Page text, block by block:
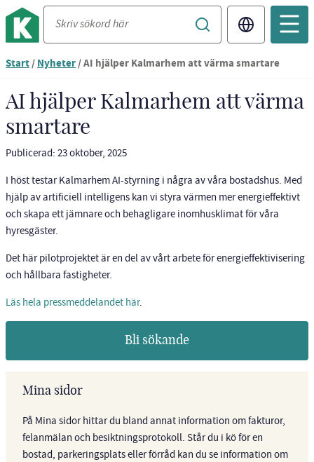
Translate
Du
vid
innehållet
Start/Nyheter/AI hjälper Kalmarhem att värma smartare
AI hjälper Kalmarhem att värma
smartare
Publicerad: 23 oktober, 2025
I höst testar Kalmarhem AI-styrning i några av våra bostadshus. Med
hjälp av artificiell intelligens kan vi styra värmen mer energieffektivt
och skapa ett jämnare och behagligare inomhusklimat för våra
hyresgäster.
Det här pilotprojektet är en del av vårt arbete för energieffektivisering
och hållbara fastigheter.
Läs hela pressmeddelandet här.
Bli sökande
Mina sidor
På Mina sidor hittar du bland annat information om fakturor,
felanmälan och besiktningsprotokoll. Står du i kö för en
bostad, parkeringsplats eller förråd kan du se information om